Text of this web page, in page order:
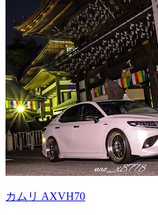
カムリ AXVH70